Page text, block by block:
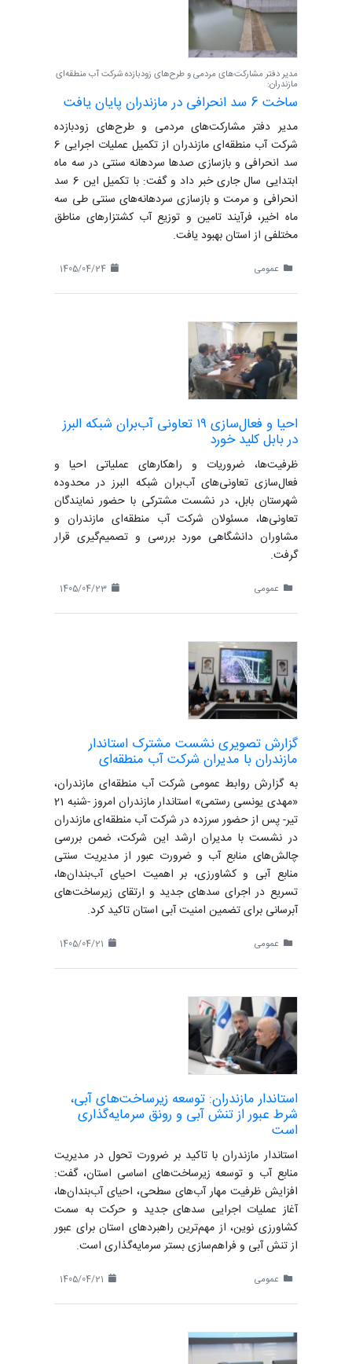
مدیر دفتر مشارکت‌های مردمی و طرح‌های زودبازده شرکت آب منطقه‌ای
مازندران:
ساخت 6 سد انحرافی در مازندران پایان یافت
مدیر دفتر مشارکت‌های مردمی و طرح‌های زودبازده
شرکت آب منطقه‌ای مازندران از تکمیل عملیات اجرایی 6
سد انحرافی و بازسازی صدها سردهانه سنتی در سه ماه
ابتدایی سال جاری خبر داد و گفت: با تکمیل این 6 سد
انحرافی و مرمت و بازسازی سردهانه‌های سنتی طی سه
ماه اخیر، فرآیند تامین و توزیع آب کشتزارهای مناطق
مختلفی از استان بهبود یافت.
عمومی
احیا و فعال‌سازی ۱۹ تعاونی آب‌بران شبکه البرز
در بابل کلید خورد
ظرفیت‌ها، ضروریات و راهکارهای عملیاتی احیا و
فعال‌سازی تعاونی‌های آب‌بران شبکه البرز در محدوده
شهرستان بابل، در نشست مشترکی با حضور نمایندگان
تعاونی‌ها، مسئولان شرکت آب منطقه‌ای مازندران و
مشاوران دانشگاهی مورد بررسی و تصمیم‌گیری قرار
گرفت.
عمومی
گزارش تصویری نشست مشترک استاندار
مازندران با مدیران شرکت آب منطقه‌ای
به گزارش روابط عمومی شرکت آب منطقه‌ای مازندران،
«مهدی یونسی رستمی» استاندار مازندران امروز -شنبه 21
تیر- پس از حضور سرزده در شرکت آب منطقه‌ای مازندران
در نشست با مدیران ارشد این شرکت، ضمن بررسی
چالش‌های منابع آب و ضرورت عبور از مدیریت سنتی
منابع آبی و کشاورزی، بر اهمیت احیای آب‌بندان‌ها،
تسریع در اجرای سدهای جدید و ارتقای زیرساخت‌های
آبرسانی برای تضمین امنیت آبی استان تاکید کرد.
عمومی
استاندار مازندران: توسعه زیرساخت‌های آبی،
شرط عبور از تنش آبی و رونق سرمایه‌گذاری
است
استاندار مازندران با تاکید بر ضرورت تحول در مدیریت
منابع آب و توسعه زیرساخت‌های اساسی استان، گفت:
افزایش ظرفیت مهار آب‌های سطحی، احیای آب‌بندان‌ها،
آغاز عملیات اجرایی سدهای جدید و حرکت به سمت
کشاورزی نوین، از مهم‌ترین راهبردهای استان برای عبور
از تنش آبی و فراهم‌سازی بستر سرمایه‌گذاری است.
عمومی